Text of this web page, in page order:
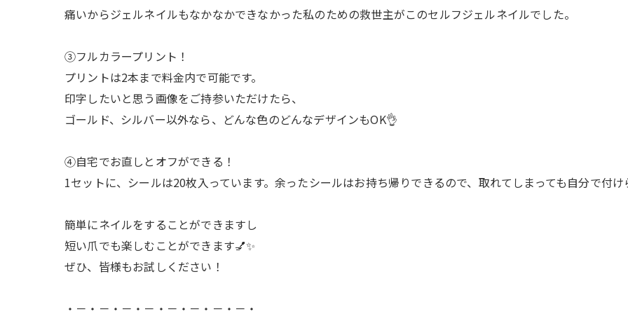
痛いからジェルネイルもなかなかできなかった私のための救世主がこのセルフジェルネイルでした。
③フルカラープリント！
プリントは2本まで料金内で可能です。
印字したいと思う画像をご持参いただけたら、
ゴールド、シルバー以外なら、どんな色のどんなデザインもOK👌
④自宅でお直しとオフができる！
1セットに、シールは20枚入っています。余ったシールはお持ち帰りできるので、取れてしまっても自分で付け
簡単にネイルをすることができますし
短い爪でも楽しむことができます💅✨
ぜひ、皆様もお試しください！
・－・－・－・－・－・－・－・－・